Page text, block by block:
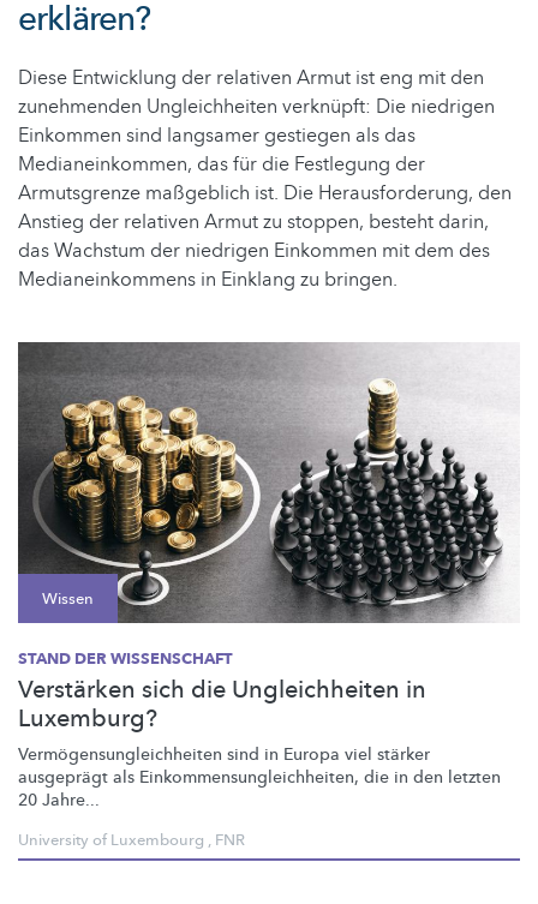
erklären?
Diese Entwicklung der relativen Armut ist eng mit den
zunehmenden Ungleichheiten verknüpft: Die niedrigen
Einkommen sind langsamer gestiegen als das
Medianeinkommen, das für die Festlegung der
Armutsgrenze maßgeblich ist. Die Herausforderung, den
Anstieg der relativen Armut zu stoppen, besteht darin,
das Wachstum der niedrigen Einkommen mit dem des
Medianeinkommens in Einklang zu bringen.
Wissen
STAND DER WISSENSCHAFT
Verstärken sich die Ungleichheiten in
Luxemburg?
Vermögensungleichheiten sind in Europa viel stärker
ausgeprägt als Einkommensungleichheiten, die in den letzten
20 Jahre...
University of Luxembourg , FNR